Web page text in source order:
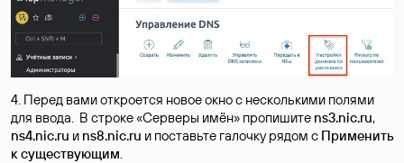
4. Перед вами откроется новое окно с несколькими полями
для ввода. В строке «Серверы имён» пропишите ns3.nic.ru,
ns4.nic.ru и ns8.nic.ru и поставьте галочку рядом с Применить
к существующим